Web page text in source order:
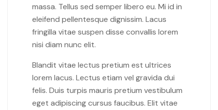
massa. Tellus sed semper libero eu. Mi id in
eleifend pellentesque dignissim. Lacus
fringilla vitae suspen disse convallis lorem
nisi diam nunc elit.
Blandit vitae lectus pretium est ultrices
lorem lacus. Lectus etiam vel gravida dui
felis. Duis turpis mauris pretium vestibulum
eget adipiscing cursus faucibus. Elit vitae